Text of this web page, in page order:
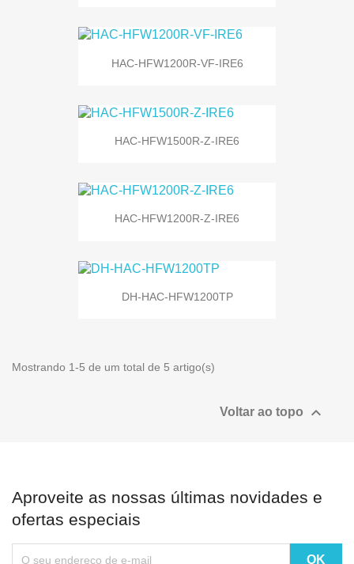
HAC-HFW1200R-VF-IRE6
HAC-HFW1500R-Z-IRE6
HAC-HFW1200R-Z-IRE6
DH-HAC-HFW1200TP
Mostrando 1-5 de um total de 5 artigo(s)
Voltar ao topo 
Aproveite as nossas últimas novidades e
ofertas especiais